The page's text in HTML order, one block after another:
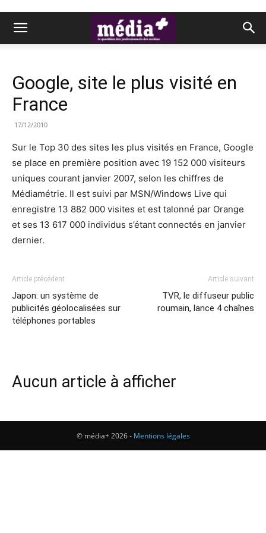
Google, site le plus visité en
France
17/12/2010
Sur le Top 30 des sites les plus visités en France, Google
se place en première position avec 19 152 000 visiteurs
uniques courant janvier 2007, selon les chiffres de
Médiamétrie. Il est suivi par MSN/Windows Live qui
enregistre 13 882 000 visites et est talonné par Orange
et ses 13 617 000 individus s’étant connectés en janvier
dernier.
Article précédent
Japon: un système de
publicités géolocalisées sur
téléphones portables
Article suivant
TVR, le diffuseur public
roumain, lance 4 chaînes
Aucun article à afficher
© média+ 2026 - Mentions légales